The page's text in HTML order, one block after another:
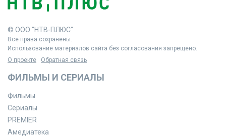
© ООО "НТВ-ПЛЮС"
Все права сохранены.
Использование материалов сайта без согласования запрещено.
О проекте
Обратная связь
ФИЛЬМЫ И СЕРИАЛЫ
Фильмы
Сериалы
PREMIER
Амедиатека